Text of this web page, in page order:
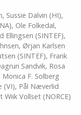
, Sussie Dalvin (HI),
, Ole Folkedal,
Ellingsen (SINTEF),
, Ørjan Karlsen
(SINTEF), Frank
Sandvik, Rosa
Monica F. Solberg
(VI), Pål Næverlid
Wiik Vollset (NORCE)